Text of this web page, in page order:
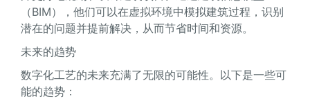
（BIM），他们可以在虚拟环境中模拟建筑过程，识别
潜在的问题并提前解决，从而节省时间和资源。
未来的趋势
数字化工艺的未来充满了无限的可能性。以下是一些可
能的趋势：